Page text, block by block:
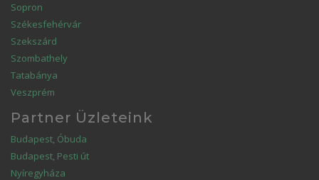
Sopron
Székesfehérvár
Szekszárd
Szombathely
Tatabánya
Veszprém
Partner Üzleteink
Budapest, Óbuda
Budapest, Pesti út
Nyíregyháza